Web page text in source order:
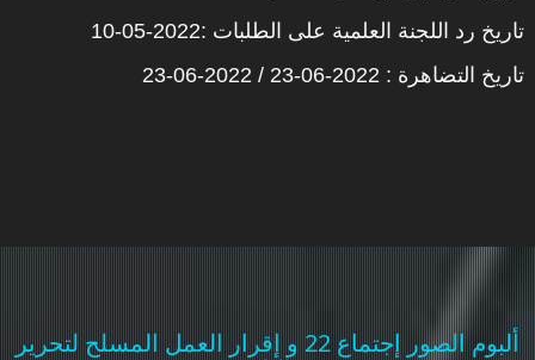
تاريخ رد اللجنة العلمية على الطلبات :2022-05-10
تاريخ التضاهرة : 2022-06-23 / 2022-06-23
ألبوم الصور إجتماع 22 و إقرار العمل المسلح لتحرير